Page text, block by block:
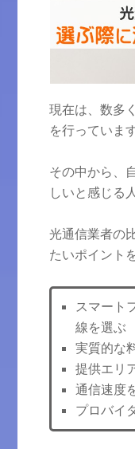
現在は、数多
を行っています
その中から、
しいと感じる
光通信業者の
たいポイント
スマート
線を選ぶ
実質的な
提供エリ
通信速度
プロバイ